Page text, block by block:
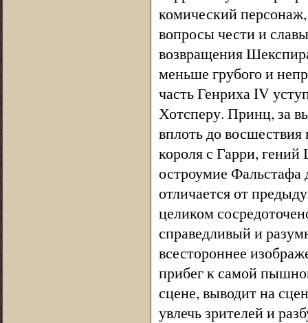
комический персонаж,
вопросы чести и
возвращения
меньше грубого и
часть Генриха IV
Хотсперу. Принц, за
вплоть до
короля с Гарри, гений
остроумие Фальстафа
отличается от
целиком
справедливый и
всестороннее
прибег к самой
сцене, выводит на
увлечь зрителей и